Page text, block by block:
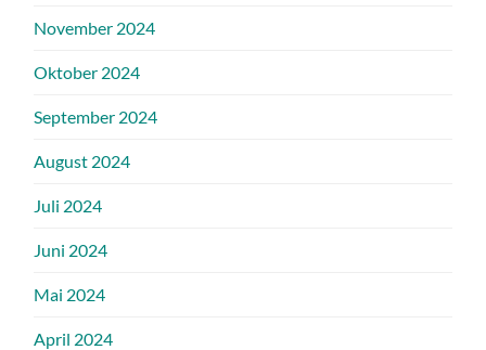
November 2024
Oktober 2024
September 2024
August 2024
Juli 2024
Juni 2024
Mai 2024
April 2024